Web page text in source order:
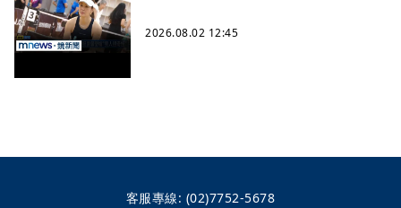
2026.08.02 12:45
客服專線: (02)7752-5678